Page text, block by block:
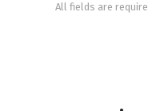
All fields are